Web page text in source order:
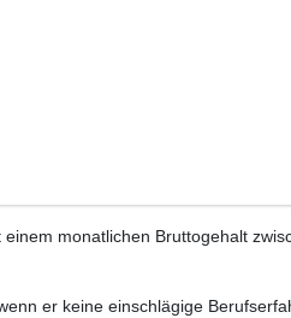
monatlichen Bruttogehalt
er keine einschlägige